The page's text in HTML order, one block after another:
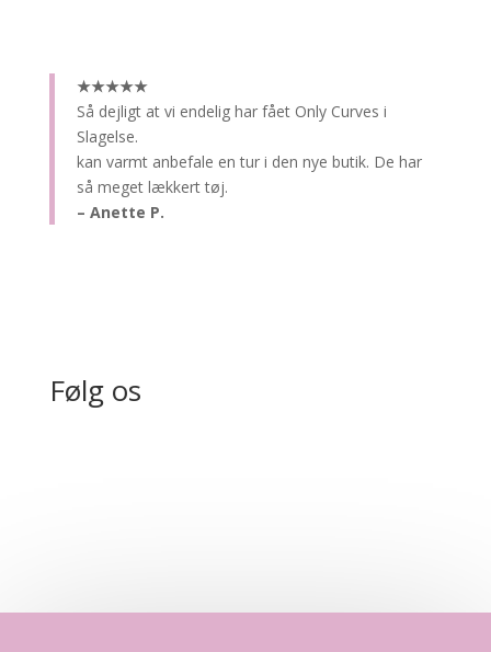
★★★★★
Så dejligt at vi endelig har fået Only Curves i
Slagelse.
kan varmt anbefale en tur i den nye butik. De har
så meget lækkert tøj.
– Anette P.
Følg os